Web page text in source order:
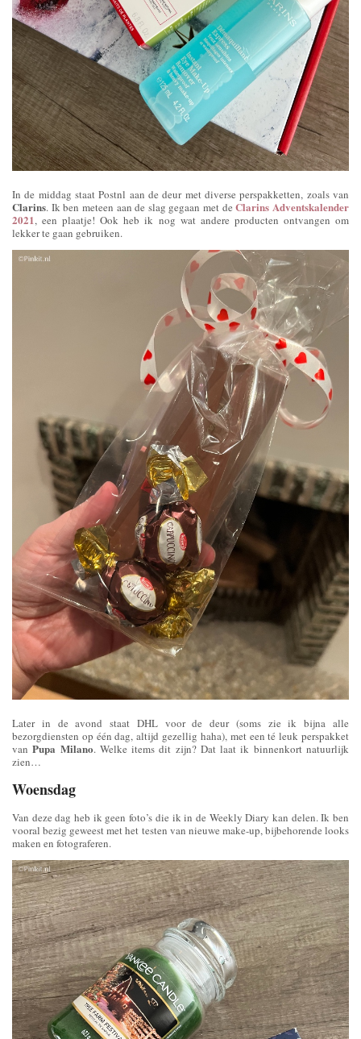
In de middag staat Postnl aan de deur met diverse perspakketten, zoals van
Clarins. Ik ben meteen aan de slag gegaan met deClarins Adventskalender
2021, een plaatje! Ook heb ik nog wat andere producten ontvangen om
lekker te gaan gebruiken.
Later in de avond staat DHL voor de deur (soms zie ik bijna alle
bezorgdiensten op één dag, altijd gezellig haha), met een té leuk perspakket
vanPupa Milano. Welke items dit zijn? Dat laat ik binnenkort natuurlijk
zien…
Woensdag
Van deze dag heb ik geen foto’s die ik in de Weekly Diary kan delen. Ik ben
vooral bezig geweest met het testen van nieuwe make-up, bijbehorende looks
maken en fotograferen.